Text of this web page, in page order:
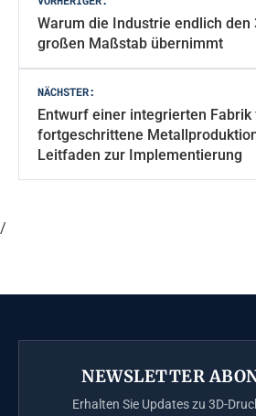
Warum die Industrie endlich den
großen Maßstab übernimmt
NÄCHSTER:
Entwurf einer integrierten Fabrik
fortgeschrittene
Leitfaden zur Implementierung
/
NEWSLETTER
Erhalten Sie Updates zu 3D-